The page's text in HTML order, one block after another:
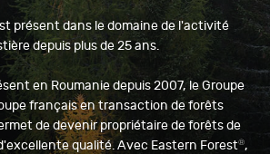
présent dans le domaine de l'activité
depuis plus de 25 ans.
en Roumanie depuis 2007, le Groupe
français en transaction de forêts
de devenir propriétaire de forêts de
qualité. Avec Eastern Forest®,